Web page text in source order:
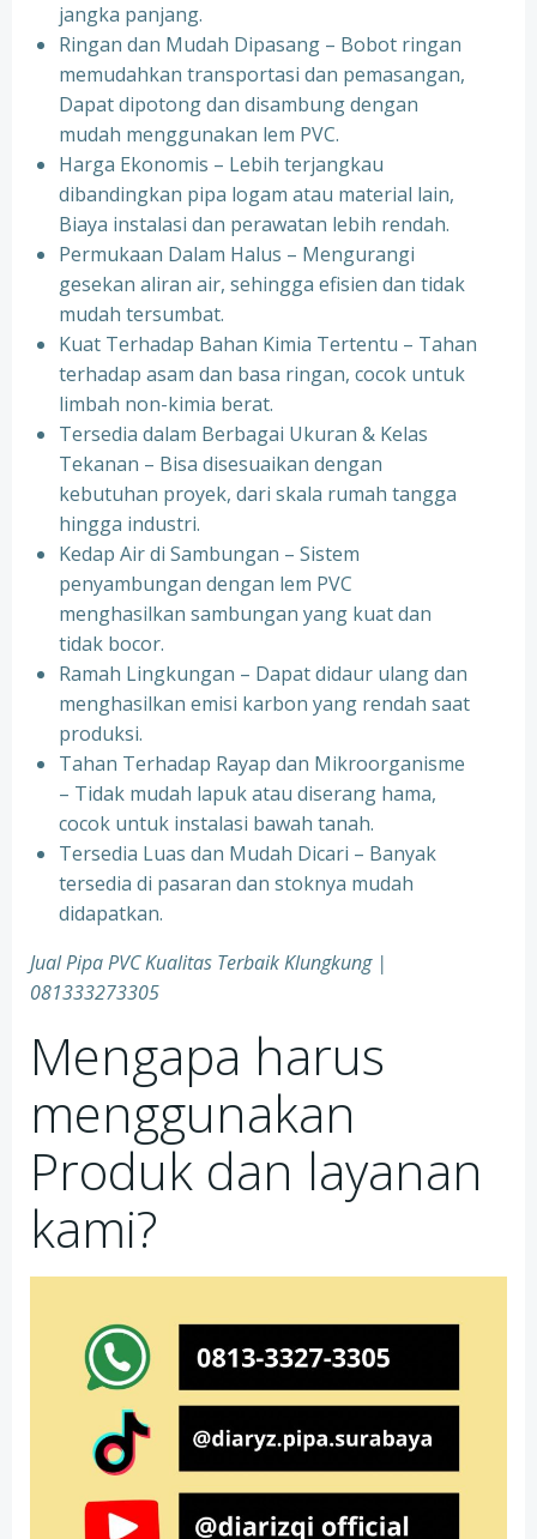
jangka panjang.
Ringan dan Mudah Dipasang – Bobot ringan
memudahkan transportasi dan pemasangan,
Dapat dipotong dan disambung dengan
mudah menggunakan lem PVC.
Harga Ekonomis – Lebih terjangkau
dibandingkan pipa logam atau material lain,
Biaya instalasi dan perawatan lebih rendah.
Permukaan Dalam Halus – Mengurangi
gesekan aliran air, sehingga efisien dan tidak
mudah tersumbat.
Kuat Terhadap Bahan Kimia Tertentu – Tahan
terhadap asam dan basa ringan, cocok untuk
limbah non-kimia berat.
Tersedia dalam Berbagai Ukuran & Kelas
Tekanan – Bisa disesuaikan dengan
kebutuhan proyek, dari skala rumah tangga
hingga industri.
Kedap Air di Sambungan – Sistem
penyambungan dengan lem PVC
menghasilkan sambungan yang kuat dan
tidak bocor.
Ramah Lingkungan – Dapat didaur ulang dan
menghasilkan emisi karbon yang rendah saat
produksi.
Tahan Terhadap Rayap dan Mikroorganisme
– Tidak mudah lapuk atau diserang hama,
cocok untuk instalasi bawah tanah.
Tersedia Luas dan Mudah Dicari – Banyak
tersedia di pasaran dan stoknya mudah
didapatkan.
Jual Pipa PVC Kualitas Terbaik Klungkung |
081333273305
Mengapa harus
menggunakan
Produk dan layanan
kami?